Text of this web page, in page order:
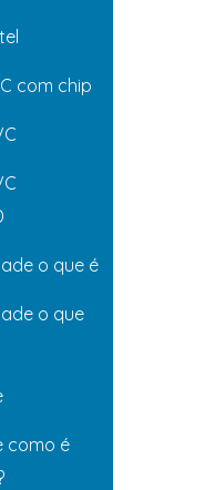
com chip
o que é
o que
como é